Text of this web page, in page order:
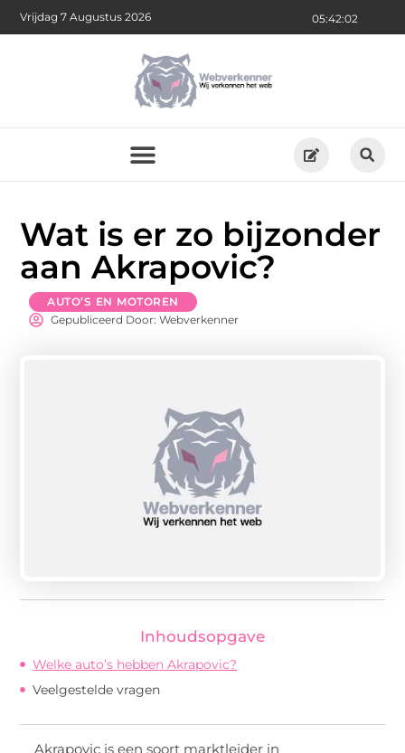
05:42:03
Vrijdag 7 Augustus 2026
Wat is er zo bijzonder
aan Akrapovic?
AUTO’S EN MOTOREN
Gepubliceerd Door: Webverkenner
Inhoudsopgave
Welke auto’s hebben Akrapovic?
Veelgestelde vragen
Akrapovic is een soort marktleider in